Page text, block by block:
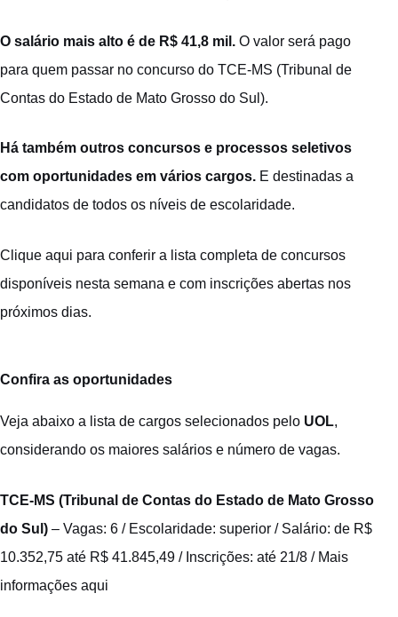
O salário mais alto é de R$ 41,8 mil. O valor será pago
para quem passar no concurso do TCE-MS (Tribunal de
Contas do Estado de Mato Grosso do Sul).
Há também outros concursos e processos seletivos
com oportunidades em vários cargos. E destinadas a
candidatos de todos os níveis de escolaridade.
Clique aqui para conferir a lista completa de concursos
disponíveis nesta semana e com inscrições abertas nos
próximos dias.
Confira as oportunidades
Veja abaixo a lista de cargos selecionados pelo UOL,
considerando os maiores salários e número de vagas.
TCE-MS (Tribunal de Contas do Estado de Mato Grosso
do Sul) – Vagas: 6 / Escolaridade: superior / Salário: de R$
10.352,75 até R$ 41.845,49 / Inscrições: até 21/8 / Mais
informações aqui